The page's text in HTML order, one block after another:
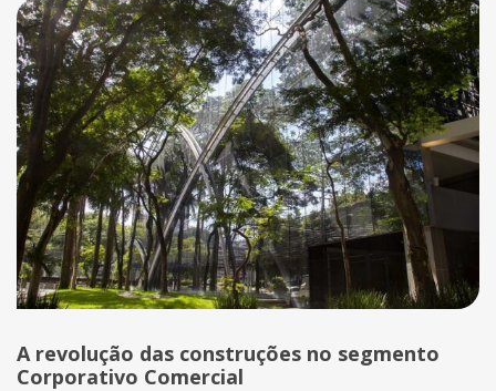
A revolução das construções no segmento
Corporativo Comercial